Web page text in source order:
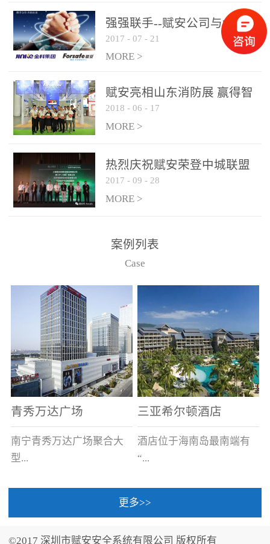
是针对这种高大空间建筑
物的消防设施、设备通过
现场图像的实时获取、预
处理和特征提取分析，实
现火焰的跟踪和识别。能
更早的进行预警，达到早
报早防的效果。 系统构
成示意图： 图像型火灾
和监控端两大部分组成。
两者之间通过以太网相
联，一台监控主机最多可
从监控主机上获取，最多
只能接6台，超过的需从现
强强联手--赋安公司与金科
集团达成战略合作协议
2017 - 07 - 21
MORE >
赋安亮相山东消防展 赢得智
慧消防新荣耀
2018 - 06 - 17
MORE >
热烈庆祝赋安荣登中城联盟
联合采购战略合作平台
2017 - 09 - 28
MORE >
案例列表
Case
青秀万达广场
南宁青秀万达广场聚合大
型...
三亚希尔顿酒店
酒店位于海南岛最南端有
“...
中国的海岛天堂”之美称的
更多>>
©2017 深圳市赋安安全系统有限公司 版权所有